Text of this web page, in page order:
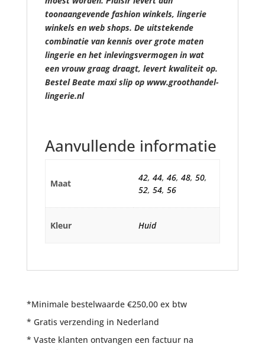
toonaangevende fashion winkels, lingerie
winkels en web shops. De uitstekende
combinatie van kennis over grote maten
lingerie en het inlevingsvermogen in wat
een vrouw graag draagt, levert kwaliteit op.
Bestel Beate maxi slip op www.groothandel-
lingerie.nl
Aanvullende informatie
Maat
42, 44, 46, 48, 50,
52, 54, 56
Kleur Huid
*Minimale bestelwaarde €250,00 ex btw
* Gratis verzending in Nederland
* Vaste klanten ontvangen een factuur na